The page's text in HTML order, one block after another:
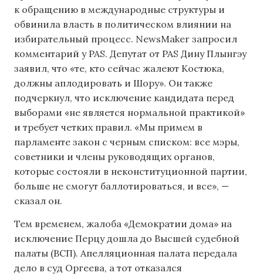
к обращению в международные структуры и
обвинила власть в политическом влиянии на
избирательный процесс. NewsMaker запросил
комментарий у PAS. Депутат от PAS Дину Плынгэу
заявил, что «те, кто сейчас жалеют Костюка,
должны аплодировать и Шору». Он также
подчеркнул, что исключение кандидата перед
выборами «не является нормальной практикой»
и требует четких правил. «Мы примем в
парламенте закон с черным списком: все мэры,
советники и члены руководящих органов,
которые состояли в неконституционной партии,
больше не смогут баллотироваться, и все», —
сказал он.
Тем временем, жалоба «Демократии дома» на
исключение Перцу дошла до Высшей судебной
палаты (ВСП). Апелляционная палата передала
дело в суд Оргеева, а тот отказался